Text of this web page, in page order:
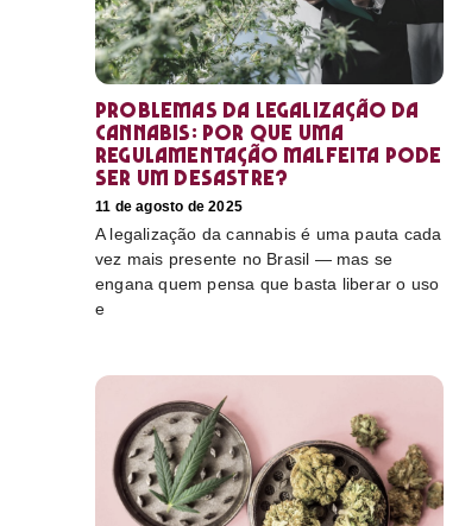
Problemas da legalização da
cannabis: por que uma
regulamentação malfeita pode
ser um desastre?
11 de agosto de 2025
A legalização da cannabis é uma pauta cada
vez mais presente no Brasil — mas se
engana quem pensa que basta liberar o uso
e